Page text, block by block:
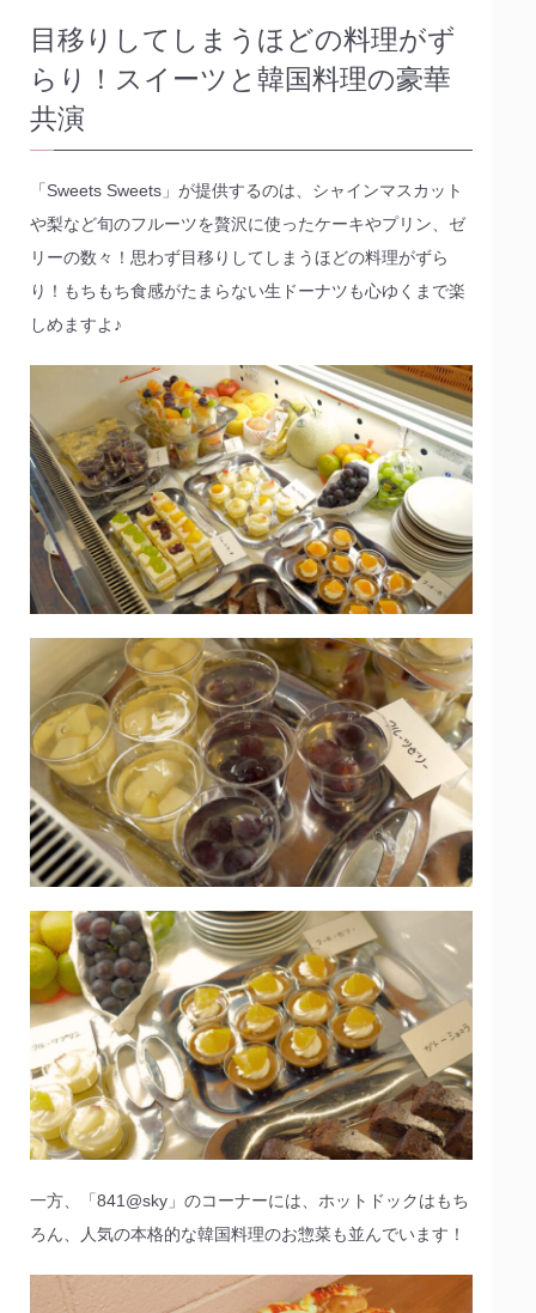
目移りしてしまうほどの料理がず
らり！スイーツと韓国料理の豪華
共演
「Sweets Sweets」が提供するのは、シャインマスカット
や梨など旬のフルーツを贅沢に使ったケーキやプリン、ゼ
リーの数々！思わず目移りしてしまうほどの料理がずら
り！もちもち食感がたまらない生ドーナツも心ゆくまで楽
しめますよ♪
一方、「841@sky」のコーナーには、ホットドックはもち
ろん、人気の本格的な韓国料理のお惣菜も並んでいます！